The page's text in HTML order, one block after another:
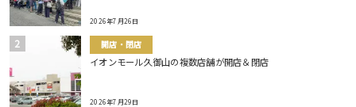
2026年7月26日
開店・閉店
イオンモール久御山の複数店舗が開店＆閉店
2026年7月29日